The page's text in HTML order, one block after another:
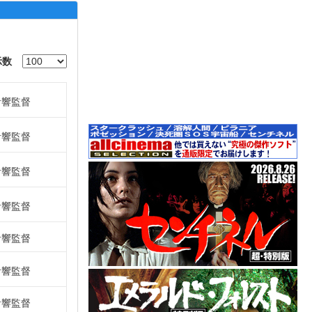
数
監督
監督
監督
監督
監督
監督
監督